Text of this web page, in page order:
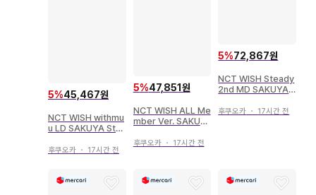
5%45,467원
NCT WISH withmu
u LD SAKUYA Ste
후쿠오카 ・ 17시간 전
5%47,851원
NCT WISH ALL Me
mber Ver. SAKUY
후쿠오카・ 17시간 전
5%72,867원
NCT WISH Steady
2nd MD SAKUYA
후쿠오카 ・ 17시간 전